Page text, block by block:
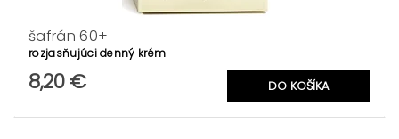
šafrán 60+
rozjasňujúci denný krém
8,20 €